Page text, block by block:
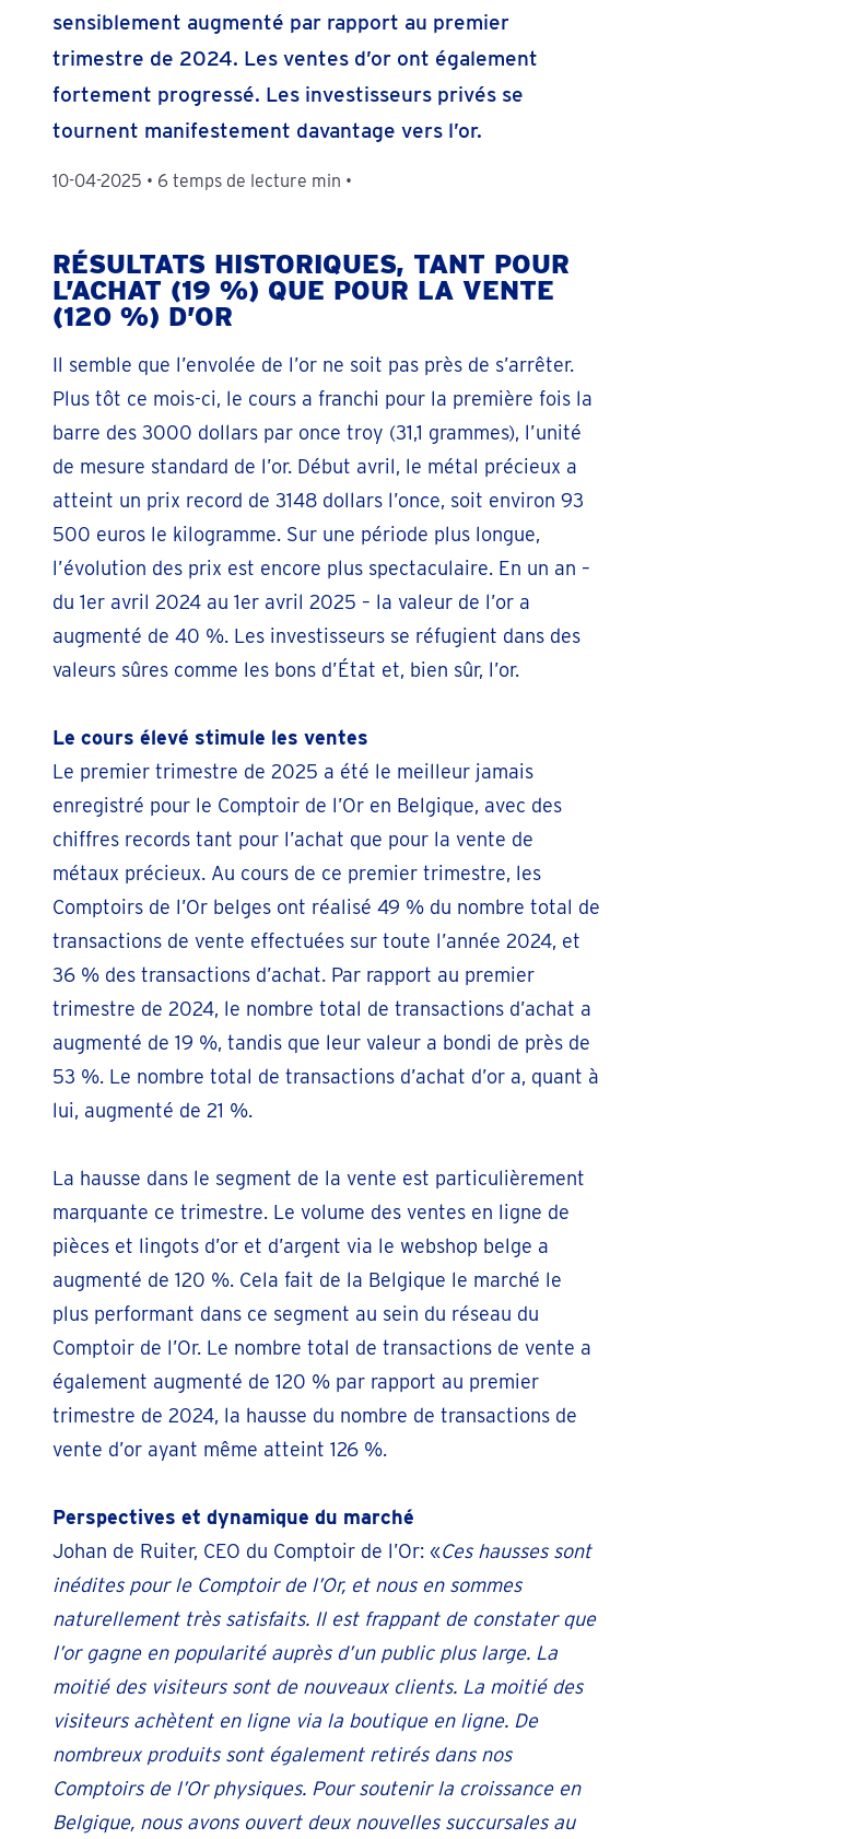
sensiblement augmenté par rapport au premier
trimestre de 2024. Les ventes d’or ont également
fortement progressé. Les investisseurs privés se
tournent manifestement davantage vers l’or.
10-04-2025 • 6 temps de lecture min •
RÉSULTATS HISTORIQUES, TANT POUR
L’ACHAT (19 %) QUE POUR LA VENTE
(120 %) D’OR
Il semble que l’envolée de l’or ne soit pas près de s’arrêter.
Plus tôt ce mois-ci, le cours a franchi pour la première fois la
barre des 3000 dollars par once troy (31,1 grammes), l’unité
de mesure standard de l’or. Début avril, le métal précieux a
atteint un prix record de 3148 dollars l’once, soit environ 93
500 euros le kilogramme. Sur une période plus longue,
l’évolution des prix est encore plus spectaculaire. En un an –
du 1er avril 2024 au 1er avril 2025 – la valeur de l’or a
augmenté de 40 %. Les investisseurs se réfugient dans des
valeurs sûres comme les bons d’État et, bien sûr, l’or.
Le cours élevé stimule les ventes
Le premier trimestre de 2025 a été le meilleur jamais
enregistré pour le Comptoir de l’Or en Belgique, avec des
chiffres records tant pour l’achat que pour la vente de
métaux précieux. Au cours de ce premier trimestre, les
Comptoirs de l’Or belges ont réalisé 49 % du nombre total de
transactions de vente effectuées sur toute l’année 2024, et
36 % des transactions d’achat. Par rapport au premier
trimestre de 2024, le nombre total de transactions d’achat a
augmenté de 19 %, tandis que leur valeur a bondi de près de
53 %. Le nombre total de transactions d’achat d’or a, quant à
lui, augmenté de 21 %.
La hausse dans le segment de la vente est particulièrement
marquante ce trimestre. Le volume des ventes en ligne de
pièces et lingots d’or et d’argent via le webshop belge a
augmenté de 120 %. Cela fait de la Belgique le marché le
plus performant dans ce segment au sein du réseau du
Comptoir de l’Or. Le nombre total de transactions de vente a
également augmenté de 120 % par rapport au premier
trimestre de 2024, la hausse du nombre de transactions de
vente d’or ayant même atteint 126 %.
Perspectives et dynamique du marché
Johan de Ruiter, CEO du Comptoir de l’Or: «Ces hausses sont
inédites pour le Comptoir de l’Or, et nous en sommes
naturellement très satisfaits. Il est frappant de constater que
l’or gagne en popularité auprès d’un public plus large. La
moitié des visiteurs sont de nouveaux clients. La moitié des
visiteurs achètent en ligne via la boutique en ligne. De
nombreux produits sont également retirés dans nos
Comptoirs de l’Or physiques. Pour soutenir la croissance en
Belgique, nous avons ouvert deux nouvelles succursales au